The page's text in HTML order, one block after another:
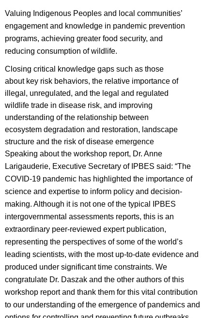
Valuing Indigenous Peoples and local communities’
engagement and knowledge in pandemic prevention
programs, achieving greater food security, and
reducing consumption of wildlife.
Closing critical knowledge gaps such as those
about key risk behaviors, the relative importance of
illegal, unregulated, and the legal and regulated
wildlife trade in disease risk, and improving
understanding of the relationship between
ecosystem degradation and restoration, landscape
structure and the risk of disease emergence
Speaking about the workshop report, Dr. Anne
Larigauderie, Executive Secretary of IPBES said: “The
COVID-19 pandemic has highlighted the importance of
science and expertise to inform policy and decision-
making. Although it is not one of the typical IPBES
intergovernmental assessments reports, this is an
extraordinary peer-reviewed expert publication,
representing the perspectives of some of the world’s
leading scientists, with the most up-to-date evidence and
produced under significant time constraints. We
congratulate Dr. Daszak and the other authors of this
workshop report and thank them for this vital contribution
to our understanding of the emergence of pandemics and